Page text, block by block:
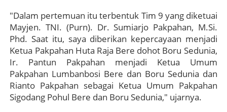
"Dalam pertemuan itu terbentuk Tim 9 yang diketuai
Mayjen. TNI. (Purn). Dr. Sumiarjo Pakpahan, M.Si.
Phd. Saat itu, saya diberikan kepercayaan menjadi
Ketua Pakpahan Huta Raja Bere dohot Boru Sedunia,
Ir. Pantun Pakpahan menjadi Ketua Umum
Pakpahan Lumbanbosi Bere dan Boru Sedunia dan
Rianto Pakpahan sebagai Ketua Umum Pakpahan
Sigodang Pohul Bere dan Boru Sedunia," ujarnya.